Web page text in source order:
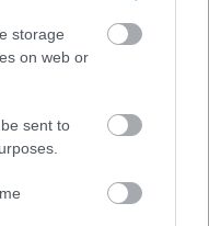
storage
on web or
sent to